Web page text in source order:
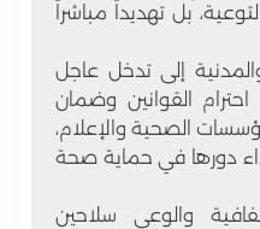
بلتهديداً مباشراً
إلى تدخل عاجل
القوانين وضمان
الصحية والإعلام،
دورها في حماية صحة
والوعي سلاحين